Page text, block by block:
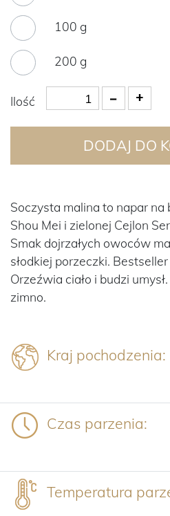
100 g
200 g
Ilość
DODAJ DO
Soczysta malina to napar na
Shou Mei i zielonej Cejlon
Smak dojrzałych owoców
słodkiej porzeczki.
Orzeźwia ciało i budzi
zimno.
Kraj pochodzenia:
Czas parzenia:
Temperatura